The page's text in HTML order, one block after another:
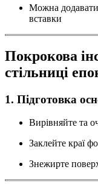
Можна додавати
вставки
Покрокова
стільниці
1. Підготовка
Вирівняйте та
Заклейте краї
Знежирте